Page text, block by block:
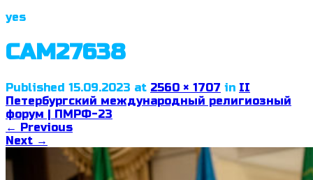
yes
CAM27638
Published 15.09.2023 at 2560 × 1707 in II
Петербургский международный религиозный
форум | ПМРФ-23
← Previous
Next →